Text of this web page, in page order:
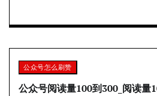
公众号怎么刷赞
公众号阅读量100到300_阅读量